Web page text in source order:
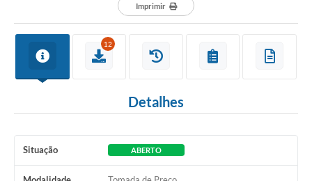
Imprimir
12
Detalhes
Situação ABERTO